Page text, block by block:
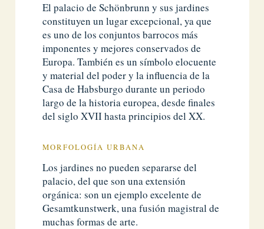
El palacio de Schönbrunn y sus jardines
constituyen un lugar excepcional, ya que
es uno de los conjuntos barrocos más
imponentes y mejores conservados de
Europa. También es un símbolo elocuente
y material del poder y la influencia de la
Casa de Habsburgo durante un periodo
largo de la historia europea, desde finales
del siglo XVII hasta principios del XX.
MORFOLOGÍA URBANA
Los jardines no pueden separarse del
palacio, del que son una extensión
orgánica: son un ejemplo excelente de
Gesamtkunstwerk, una fusión magistral de
muchas formas de arte.